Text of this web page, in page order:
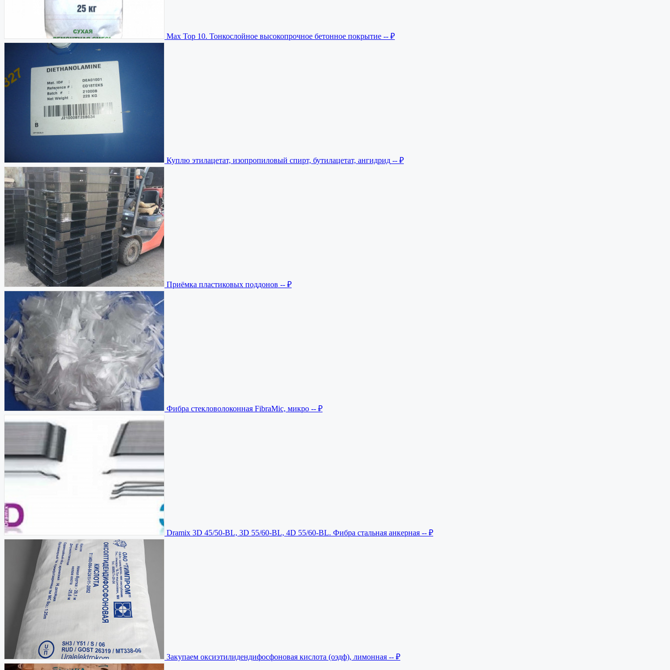
Мax Top 10. Тонкослойное высокопрочное бетонное покрытие -- ₽
Куплю этилацетат, изопропиловый спирт, бутилацетат, ангидрид -- ₽
Приёмка пластиковых поддонов -- ₽
Фибра стекловолоконная FibraMic, микро -- ₽
Dramix 3D 45/50-BL, 3D 55/60-BL, 4D 55/60-BL. Фибра стальная анкерная -- ₽
Закупаем оксиэтилидендифосфоновая кислота (оэдф), лимонная -- ₽